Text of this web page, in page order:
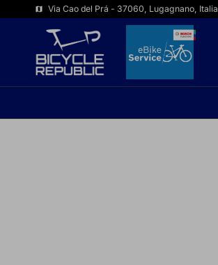
map Via Cao del Prá - 37060, Lugagnano, Italia